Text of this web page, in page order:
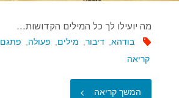
מה יועילו לך כל המילים הקדושות…
בודהא, דיבור, מילים, פעולה, פתגם
קריאה
המשך קריאה "מה